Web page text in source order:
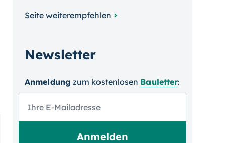
Seite weiterempfehlen
Newsletter
Anmeldung zum kosten­losen Bauletter: